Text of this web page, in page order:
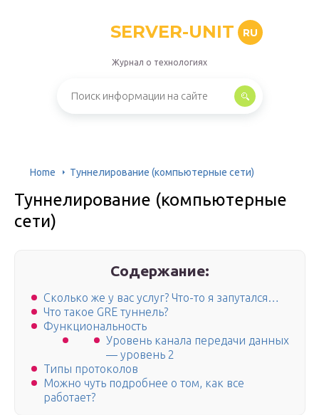
SERVER-UNIT RU
Журнал о технологиях
Home Туннелирование (компьютерные сети)
Туннелирование (компьютерные
сети)
Содержание:
Сколько же у вас услуг? Что-то я запутался…
Что такое GRE туннель?
Функциональность
Уровень канала передачи данных
— уровень 2
Типы протоколов
Можно чуть подробнее о том, как все
работает?